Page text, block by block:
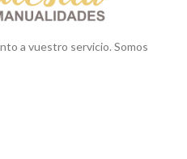
a vuestro servicio. Somos